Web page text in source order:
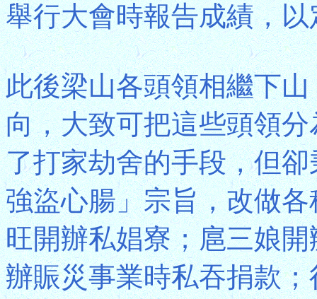
舉行大會時報告成績，
此後梁山各頭領相繼下
向，大致可把這些頭領
了打家劫舍的手段，但
強盜心腸」宗旨，改做
旺開辦私娼寮；扈三娘
辦賑災事業時私吞捐款